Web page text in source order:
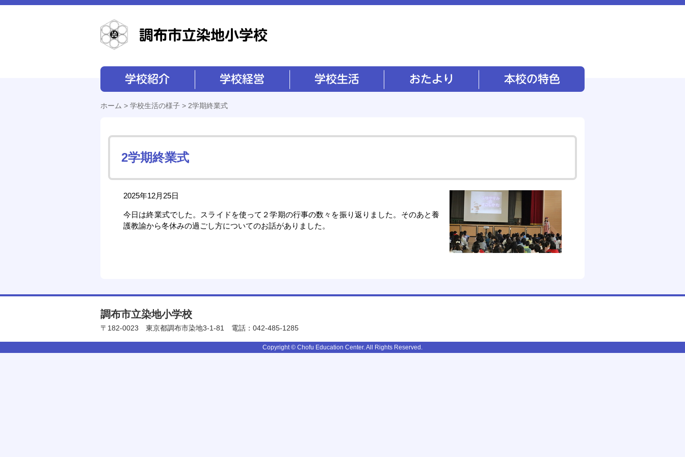
ホーム > 学校生活の様子 > 2学期終業式
2学期終業式
2025年12月25日
今日は終業式でした。スライドを使って２学期の行事の数々を振り返りました。そのあと養
護教諭から冬休みの過ごし方についてのお話がありました。
調布市立染地小学校
〒182-0023 東京都調布市染地3-1-81 電話：042-485-1285
Copyright © Chofu Education Center. All Rights Reserved.